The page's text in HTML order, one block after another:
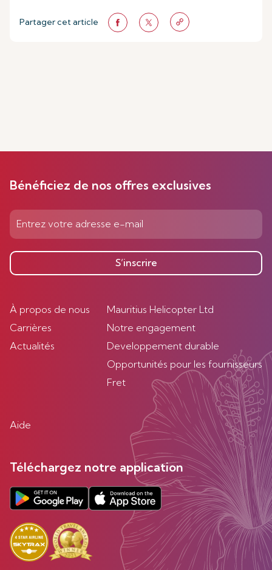
Partager cet article
Bénéficiez de nos offres exclusives
S’inscrire
À propos de nous
Carrières
Actualités
Mauritius Helicopter Ltd
Notre engagement
Developpement durable
Opportunités pour les fournisseurs
Fret
Aide
Téléchargez notre application